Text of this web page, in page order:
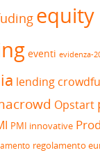
equity
eventi evidenza-
lending
Opstart
PMI innovative
regolamento